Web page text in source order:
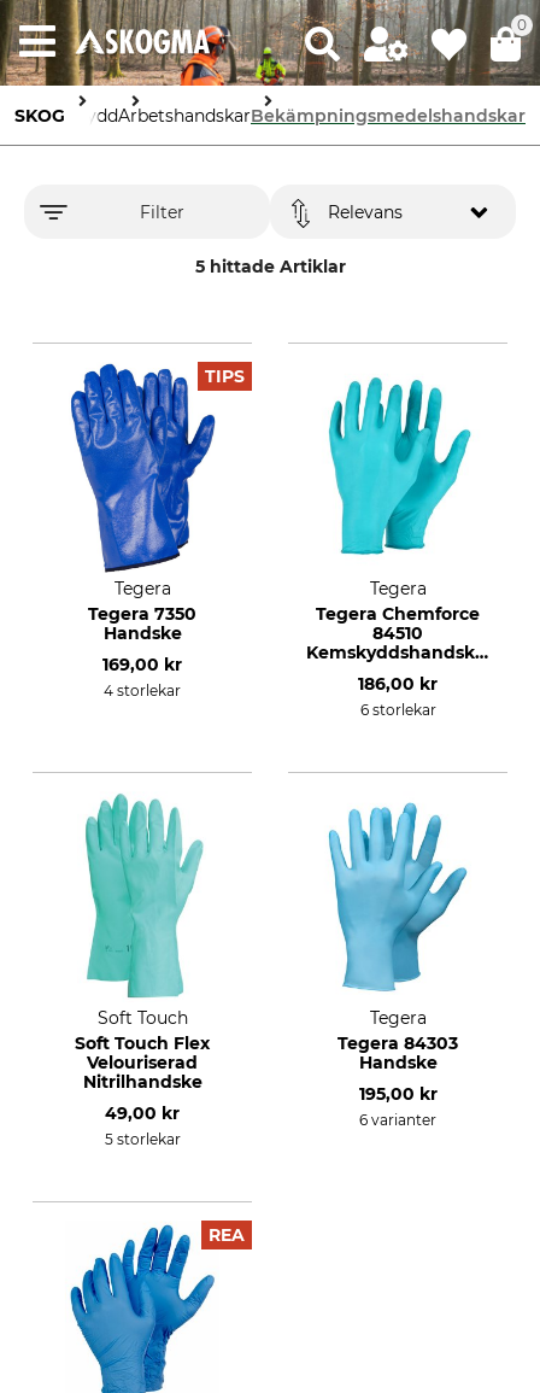
0
SKOG
ArbetsskyddArbetshandskarBekämpningsmedelshandskar
Filter
5 hittade Artiklar
Relevans
TIPS
Tegera
Tegera 7350
Handske
169,00 kr
4 storlekar
Tegera
Tegera Chemforce
84510
Kemskyddshandskar,
100-pack
186,00 kr
6 storlekar
Soft Touch
Soft Touch Flex
Velouriserad
Nitrilhandske
49,00 kr
5 storlekar
Tegera
Tegera 84303
Handske
195,00 kr
6 varianter
REA